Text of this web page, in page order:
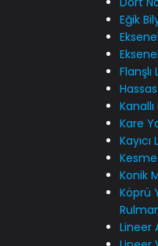
Eğik
Kare
Kesme
Konik
Köprü
Lineer